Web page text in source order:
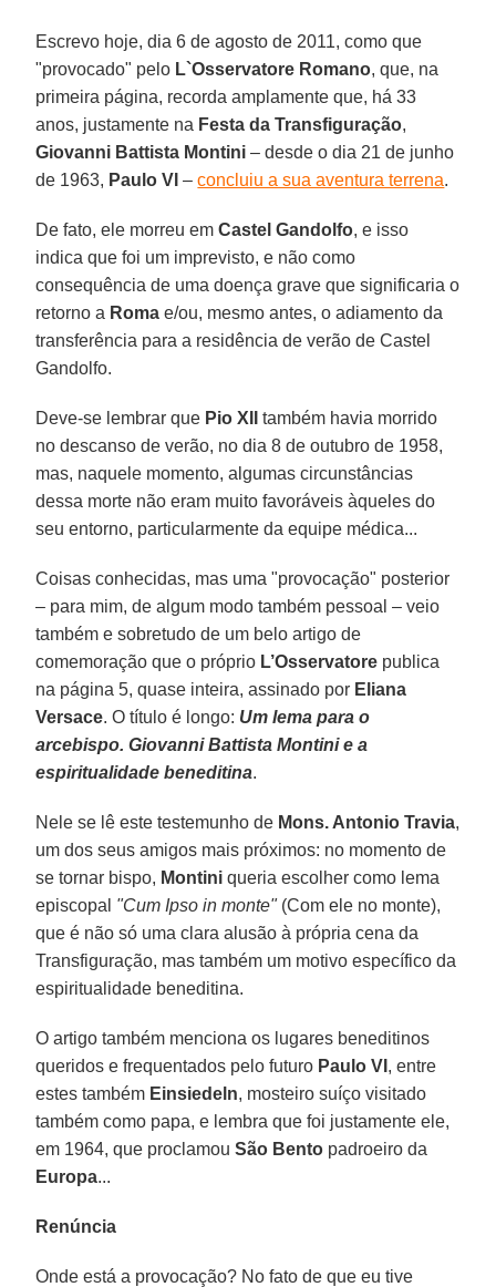
Escrevo hoje, dia 6 de agosto de 2011, como que
"provocado" pelo L`Osservatore Romano, que, na
primeira página, recorda amplamente que, há 33
anos, justamente na Festa da Transfiguração,
Giovanni Battista Montini – desde o dia 21 de junho
de 1963, Paulo VI –concluiu a sua aventura terrena.
De fato, ele morreu emCastel Gandolfo, e isso
indica que foi um imprevisto, e não como
consequência de uma doença grave que significaria o
retorno a Roma e/ou, mesmo antes, o adiamento da
transferência para a residência de verão de Castel
Gandolfo.
Deve-se lembrar que Pio XII
também havia morrido
no descanso de verão, no dia 8 de outubro de 1958,
mas, naquele momento, algumas circunstâncias
dessa morte não eram muito favoráveis àqueles do
seu entorno, particularmente da equipe médica...
Coisas conhecidas, mas uma "provocação" posterior
– para mim, de algum modo também pessoal – veio
também e sobretudo de um belo artigo de
comemoração que o próprio L’Osservatore publica
na página 5, quase inteira, assinado por Eliana
Versace. O título é longo: Um lema para o
arcebispo. Giovanni Battista Montini e a
espiritualidade beneditina.
Nele se lê este testemunho de Mons. Antonio Travia,
um dos seus amigos mais próximos: no momento de
se tornar bispo, Montini queria escolher como lema
episcopal "Cum Ipso in monte"(Com ele no monte),
que é não só uma clara alusão à própria cena da
Transfiguração, mas também um motivo específico da
espiritualidade beneditina.
O artigo também menciona os lugares beneditinos
queridos e frequentados pelo futuro Paulo VI , entre
estes também Einsiedeln, mosteiro suíço visitado
também como papa, e lembra que foi justamente ele,
em 1964, que proclamouSão Bento padroeiro da
Europa...
Renúncia
Onde está a provocação? No fato de que eu tive